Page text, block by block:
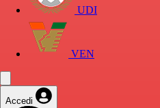
UDI
VEN
Accedi